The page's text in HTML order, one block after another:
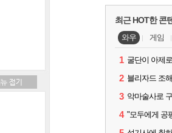
최근 HOT한 콘
와우 게임
1
2
3
4